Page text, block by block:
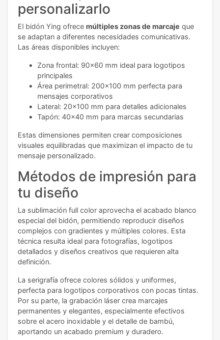
personalizarlo
El bidón Ying ofrece múltiples zonas de marcaje que
se adaptan a diferentes necesidades comunicativas.
Las áreas disponibles incluyen:
Zona frontal: 90x60 mm ideal para logotipos
principales
Área perimetral: 200x100 mm perfecta para
mensajes corporativos
Lateral: 20x100 mm para detalles adicionales
Tapón: 40x40 mm para marcas secundarias
Estas dimensiones permiten crear composiciones
visuales equilibradas que maximizan el impacto de tu
mensaje personalizado.
Métodos de impresión para
tu diseño
La sublimación full color aprovecha el acabado blanco
especial del bidón, permitiendo reproducir diseños
complejos con gradientes y múltiples colores. Esta
técnica resulta ideal para fotografías, logotipos
detallados y diseños creativos que requieren alta
definición.
La serigrafía ofrece colores sólidos y uniformes,
perfecta para logotipos corporativos con pocas tintas.
Por su parte, la grabación láser crea marcajes
permanentes y elegantes, especialmente efectivos
sobre el acero inoxidable y el detalle de bambú,
aportando un acabado premium y duradero.